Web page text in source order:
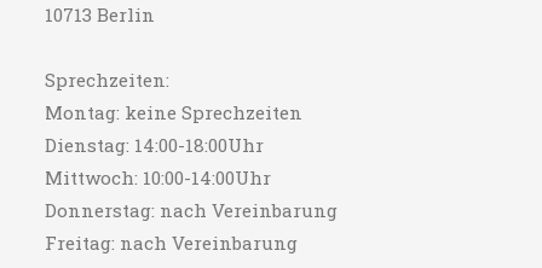
10713 Berlin
Sprechzeiten:
Montag: keine Sprechzeiten
Dienstag: 14:00-18:00Uhr
Mittwoch: 10:00-14:00Uhr
Donnerstag: nach Vereinbarung
Freitag: nach Vereinbarung